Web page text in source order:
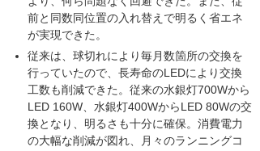
前と同数同位置の入れ替えで明るく省エネ
が実現できた。
従来は、球切れにより毎月数箇所の交換を
行っていたので、長寿命のLEDにより交換
工数も削減できた。従来の水銀灯700Wから
LED 160W、水銀灯400WからLED 80Wの交
換となり、明るさも十分に確保。消費電力
の大幅な削減が図れ、月々のランニングコ